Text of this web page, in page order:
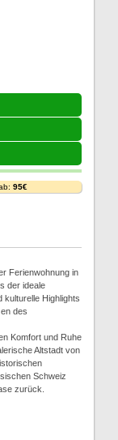
95€
Ferienwohnung in
der ideale
kulturelle Highlights
des
Komfort und Ruhe
Altstadt von
Schweiz
zurück.